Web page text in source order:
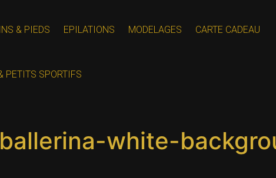
& PIEDS EPILATIONS MODELAGES CARTE CADEAU
PETITS SPORTIFS
white-